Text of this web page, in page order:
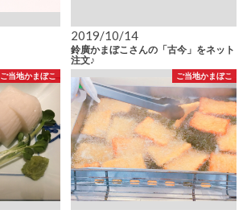
2019/10/14
鈴廣かまぼこさんの「古今」をネット
注文♪
ご当地かまぼこ ご当地かまぼこ